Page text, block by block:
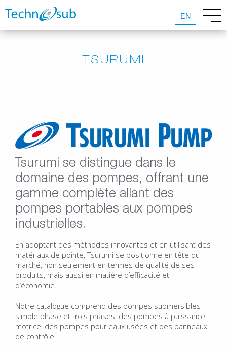
EN
TSURUMI
Tsurumi se distingue dans le
domaine des pompes, offrant une
gamme complète allant des
pompes portables aux pompes
industrielles.
En adoptant des méthodes innovantes et en utilisant des
matériaux de pointe, Tsurumi se positionne en tête du
marché, non seulement en termes de qualité de ses
produits, mais aussi en matière d’efficacité et
d’économie.
Notre catalogue comprend des pompes submersibles
simple phase et trois phases, des pompes à puissance
motrice, des pompes pour eaux usées et des panneaux
de contrôle.